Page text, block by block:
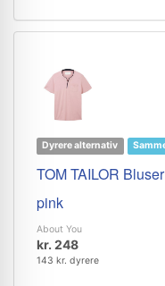
Dyrere alternativ
TOM TAILOR
pink
About You
kr. 248
143 kr. dyrere